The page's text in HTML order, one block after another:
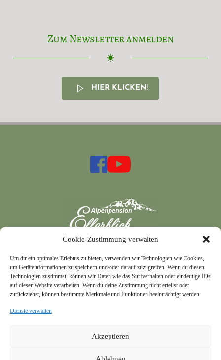
Cookie-Zustimmung verwalten
Um dir ein optimales Erlebnis zu bieten, verwenden wir Technologien wie Cookies,
um Geräteinformationen zu speichern und/oder darauf zuzugreifen. Wenn du diesen
Technologien zustimmst, können wir Daten wie das Surfverhalten oder eindeutige IDs
auf dieser Website verarbeiten. Wenn du deine Zustimmung nicht erteilst oder
zurückziehst, können bestimmte Merkmale und Funktionen beeinträchtigt werden.
Dienste verwalten
Akzeptieren
Ablehnen
Zum Newsletter anmelden
HIER KLICKEN!
IMPRESSUM
DATENSCHUTZ